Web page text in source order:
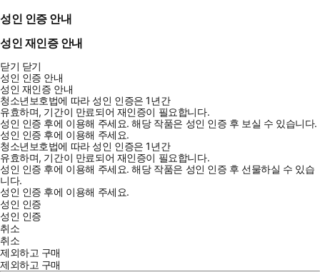
성인 인증 안내
성인 재인증 안내
닫기 닫기
성인 인증 안내
성인 재인증 안내
청소년보호법에 따라 성인 인증은 1년간
유효하며, 기간이 만료되어 재인증이 필요합니다.
성인 인증 후에 이용해 주세요.해당 작품은 성인 인증 후 보실 수 있습니다.
성인 인증 후에 이용해 주세요.
청소년보호법에 따라 성인 인증은 1년간
유효하며, 기간이 만료되어 재인증이 필요합니다.
성인 인증 후에 이용해 주세요.해당 작품은 성인 인증 후 선물하실 수 있습
니다.
성인 인증 후에 이용해 주세요.
성인 인증
성인 인증
취소
취소
제외하고 구매
제외하고 구매